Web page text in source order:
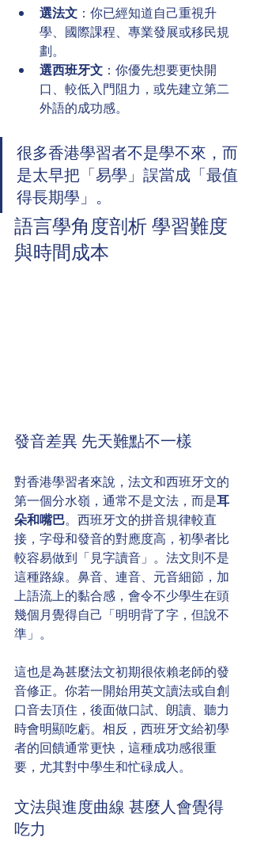
選法文 ：你已經知道自己重視升
學、國際課程、專業發展或移民規
劃。
選西班牙文 ：你優先想要更快開
口、較低入門阻力，或先建立第二
外語的成功感。
很多香港學習者不是學不來，而
是太早把「易學」誤當成「最值
得長期學」。
語言學角度剖析 學習難度
與時間成本
發音差異 先天難點不一樣
對香港學習者來說，法文和西班牙文的
第一個分水嶺，通常不是文法，而是耳
朵和嘴巴。西班牙文的拼音規律較直
接，字母和發音的對應度高，初學者比
較容易做到「見字讀音」。法文則不是
這種路線。鼻音、連音、元音細節，加
上語流上的黏合感，會令不少學生在頭
幾個月覺得自己「明明背了字，但說不
準」。
這也是為甚麼法文初期很依賴老師的發
音修正。你若一開始用英文讀法或自創
口音去頂住，後面做口試、朗讀、聽力
時會明顯吃虧。相反，西班牙文給初學
者的回饋通常更快，這種成功感很重
要，尤其對中學生和忙碌成人。
文法與進度曲線 甚麼人會覺得
吃力